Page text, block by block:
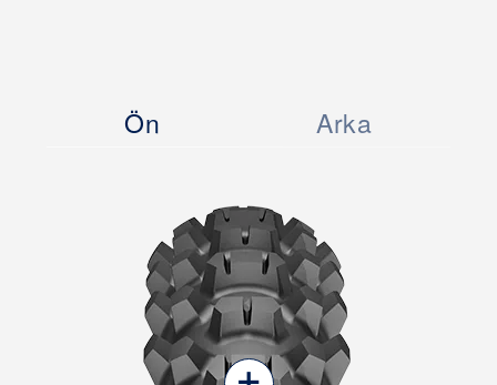
Ön Arka